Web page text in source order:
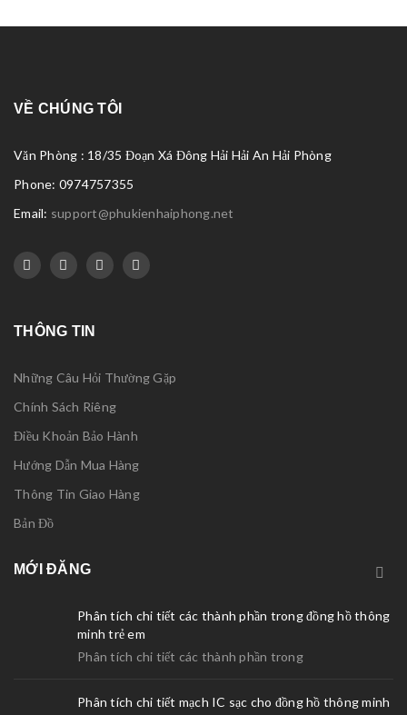
VỀ CHÚNG TÔI
Văn Phòng : 18/35 Đoạn Xá Đông Hải Hải An Hải Phòng
Phone: 0974757355
Email: support@phukienhaiphong.net
THÔNG TIN
Những Câu Hỏi Thường Gặp
Chính Sách Riêng
Điều Khoản Bảo Hành
Hướng Dẫn Mua Hàng
Thông Tin Giao Hàng
Bản Đồ
MỚI ĐĂNG
Phân tích chi tiết các thành phần trong đồng hồ thông
minh trẻ em
Phân tích chi tiết các thành phần trong
Phân tích chi tiết mạch IC sạc cho đồng hồ thông minh